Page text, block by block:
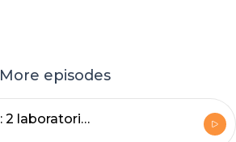
More episodes
Upcycling: 2 laboratori per creare accessori ed eco-animaletti